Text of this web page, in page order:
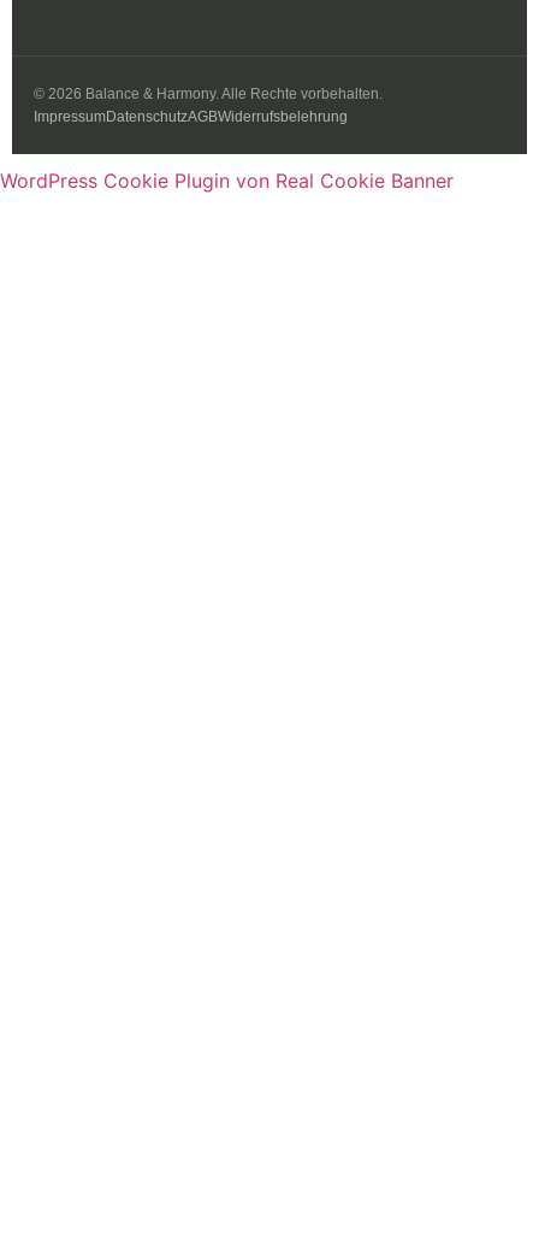
© 2026 Balance & Harmony. Alle Rechte vorbehalten.
ImpressumDatenschutzAGBWiderrufsbelehrung
WordPress Cookie Plugin von Real Cookie Banner